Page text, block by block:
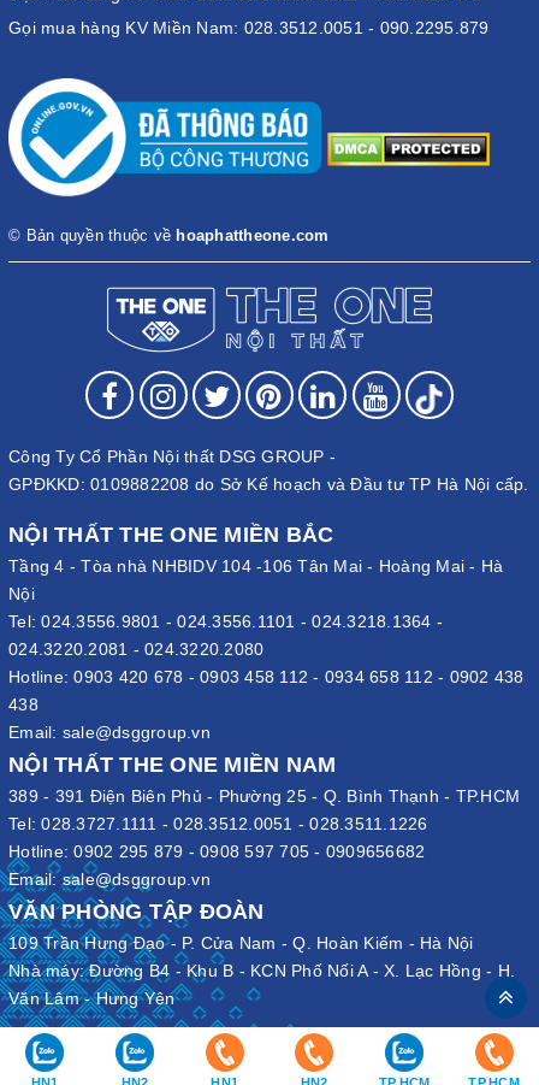
Gọi mua hàng KV Miền Nam: 028.3512.0051 - 090.2295.879
© Bản quyền thuộc về hoaphattheone.com
Công Ty Cổ Phần Nội thất DSG GROUP -
GPĐKKD: 0109882208 do Sở Kế hoạch và Đầu tư TP Hà Nội cấp.
NỘI THẤT THE ONE MIỀN BẮC
Tầng 4 - Tòa nhà NHBIDV 104 -106 Tân Mai - Hoàng Mai - Hà
Nội
Tel:024.3556.9801 -024.3556.1101 -024.3218.1364 -
024.3220.2081 - 024.3220.2080
Hotline:0903 420 678 - 0903 458 112 - 0934 658 112 - 0902 438
438
Email: sale@dsggroup.vn
NỘI THẤT THE ONE MIỀN NAM
389 - 391 Điện Biên Phủ - Phường 25 - Q. Bình Thạnh - TP.HCM
Tel:028.3727.1111 -028.3512.0051 -028.3511.1226
Hotline:0902 295 879 - 0908 597 705 - 0909656682
Email:sale@dsggroup.vn
VĂN PHÒNG TẬP ĐOÀN
109 Trần Hưng Đạo - P. Cửa Nam - Q. Hoàn Kiếm - Hà Nội
Nhà máy: Đường B4 - Khu B - KCN Phố Nối A - X. Lạc Hồng - H.
Văn Lâm - Hưng Yên